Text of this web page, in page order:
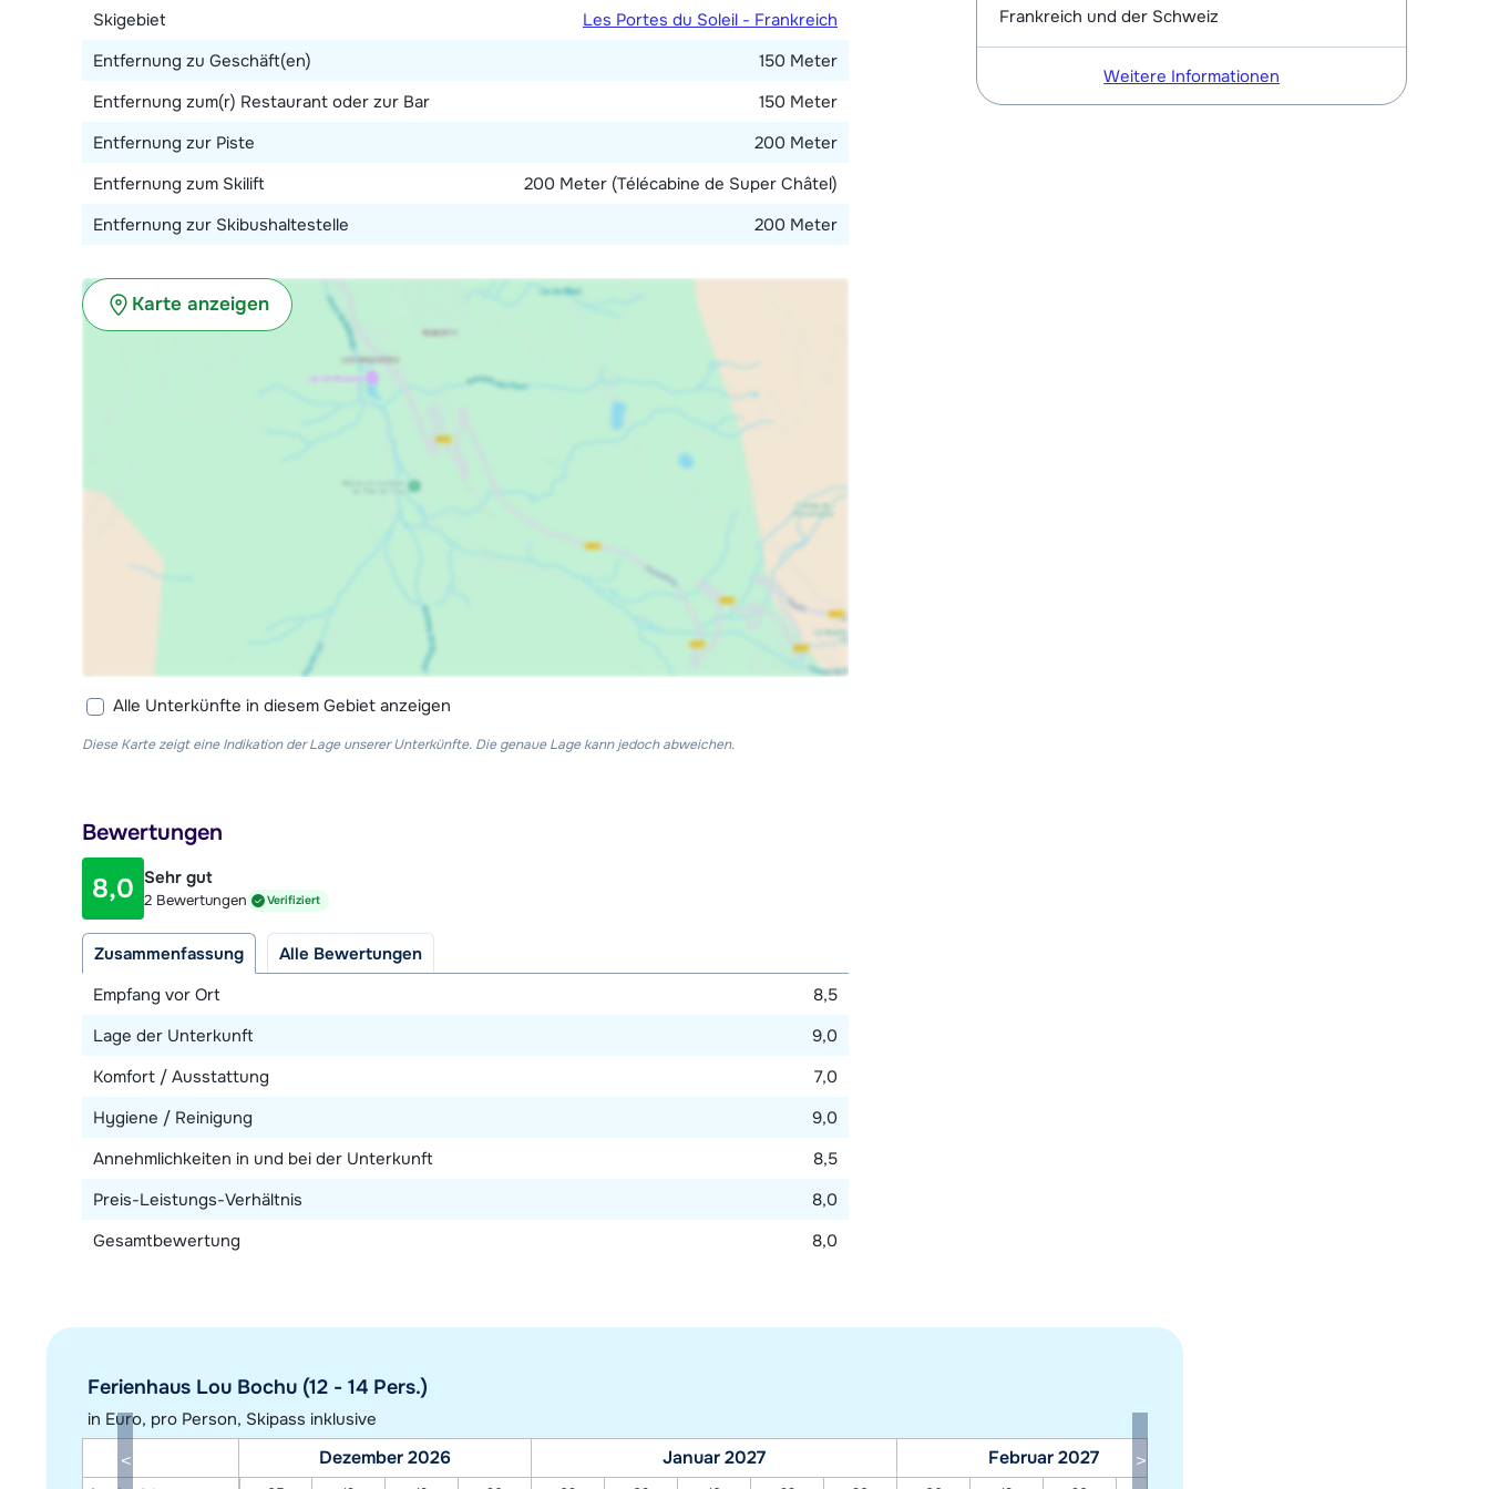
Skigebiet
Les Portes du Soleil - Frankreich
Entfernung zu Geschäft(en)
150 Meter
Entfernung zum(r) Restaurant oder zur Bar
150 Meter
Entfernung zur Piste
200 Meter
Entfernung zum Skilift
200 Meter (Télécabine de Super Châtel)
Entfernung zur Skibushaltestelle
200 Meter
Karte anzeigen
Alle Unterkünfte in diesem Gebiet anzeigen
Diese Karte zeigt eine Indikation der Lage unserer Unterkünfte. Die genaue Lage kann jedoch abweichen.
Bewertungen
8,0 Sehr gut
2 Bewertungen Verifiziert
Zusammenfassung
Alle Bewertungen
Empfang vor Ort
8,5
Lage der Unterkunft
9,0
Komfort / Ausstattung
7,0
Hygiene / Reinigung
9,0
Annehmlichkeiten in und bei der Unterkunft
8,5
Preis-Leistungs-Verhältnis
8,0
Gesamtbewertung
8,0
Ferienhaus Lou Bochu (12 - 14 Pers.)
in Euro, pro Person, Skipass inklusive
Dezember 2026 Januar 2027 Februar 2027
Frankreich und der Schweiz
Weitere Informationen